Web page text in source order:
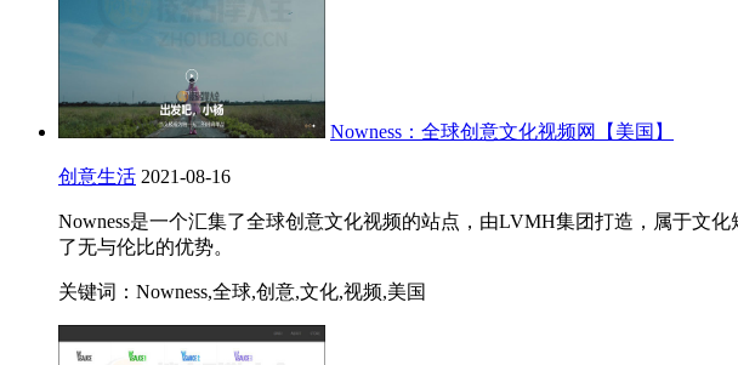
Nowness：全球创意文化视频网【美国】
创意生活 2021-08-16
Nowness是一个汇集了全球创意文化视频的站点，由LVMH集团打造，属于文
了无与伦比的优势。
关键词：Nowness,全球,创意,文化,视频,美国